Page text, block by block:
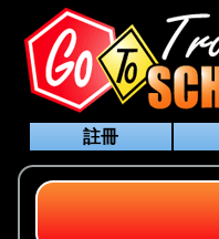
註冊